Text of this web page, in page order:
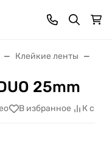
Клейкие ленты
25mm
В избранное К